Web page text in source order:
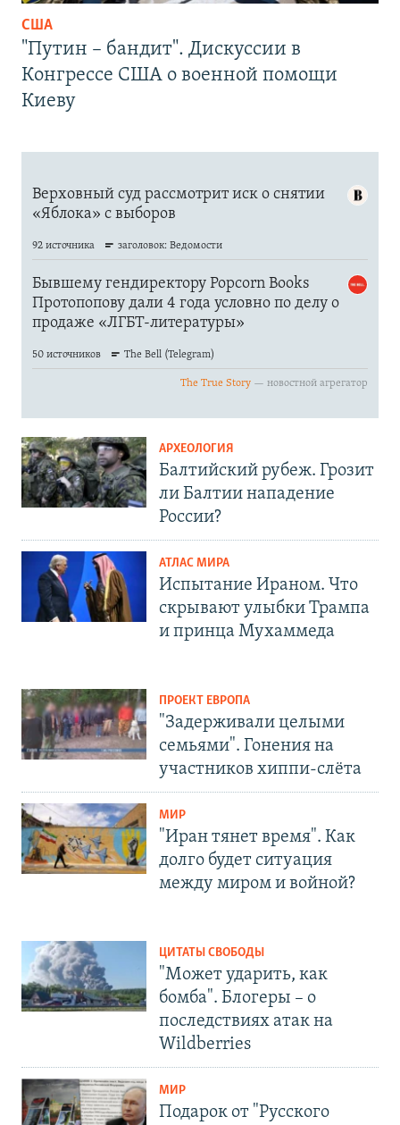
США
"Путин – бандит". Дискуссии в
Конгрессе США о военной помощи
Киеву
АРХЕОЛОГИЯ
Балтийский рубеж. Грозит
ли Балтии нападение
России?
АТЛАС МИРА
Испытание Ираном. Что
скрывают улыбки Трампа
и принца Мухаммеда
ПРОЕКТ ЕВРОПА
"Задерживали целыми
семьями". Гонения на
участников хиппи-слёта
МИР
"Иран тянет время". Как
долго будет ситуация
между миром и войной?
ЦИТАТЫ СВОБОДЫ
"Может ударить, как
бомба". Блогеры – о
последствиях атак на
Wildberries
МИР
Подарок от "Русского